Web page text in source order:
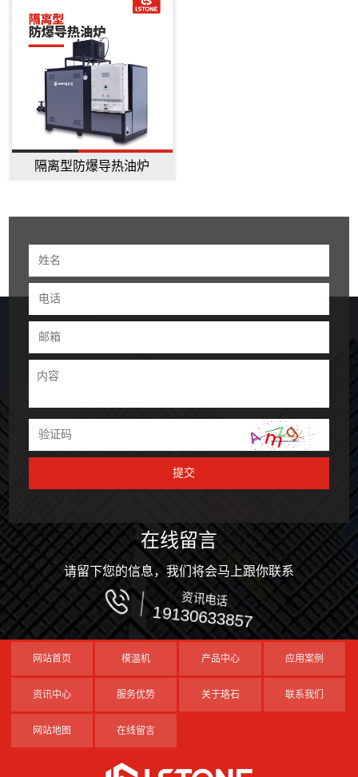
隔离型防爆导热油炉
在线留言
请留下您的信息，我们将会马上跟你联系
资讯电话
19130633857
网站首页 模温机 产品中心 应用案例
资讯中心 服务优势 关于珞石 联系我们
网站地图 在线留言